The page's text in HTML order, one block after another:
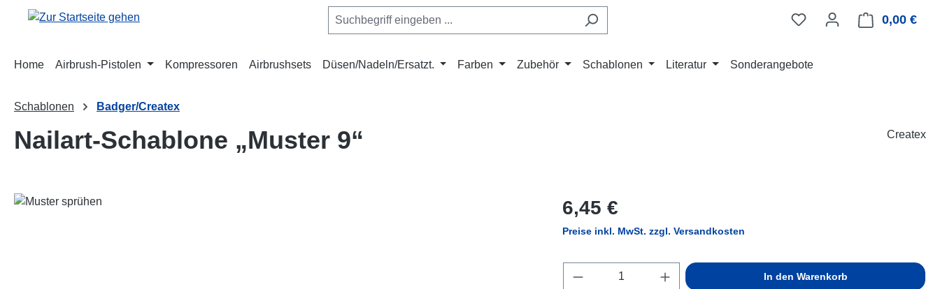
Hauptinhalt springen
Zur Suche springen
Zur Hauptnavigation springen 0,00 €
Home Airbrush-Pistolen Kompressoren Airbrushsets Düsen/Nadeln/Ersatzt. Farben Zubehör Schablonen Literatur Sonderangebote
Schablonen Badger/Createx
Nailart-Schablone „Muster 9“ Createx
Bildergalerie überspringen Regulärer Preis:
6,45 €
Preise inkl. MwSt. zzgl. Versandkosten
Produkt Anzahl: Gib den gewünschten Wert ein
In den Warenkorb